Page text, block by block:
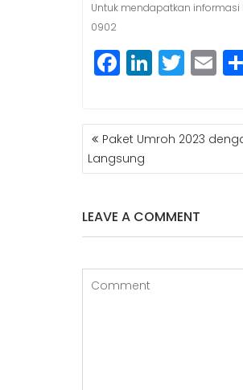
Untuk mendapatkan
0902
F
a
c
e
b
o
k
Li
n
k
e
dI
T
w
itt
e
r
E
m
ai
l
POST
NAVIGATION
Paket Umroh 2023
Langsung
LEAVE A COMMENT